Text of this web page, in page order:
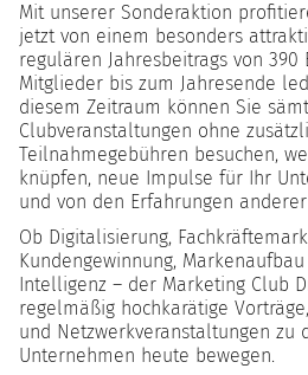
Mit unserer Sonderaktion
jetzt von einem besonders
regulären Jahresbeitrags von 390
Mitglieder bis zum Jahresende
diesem Zeitraum können Sie
Clubveranstaltungen ohne
Teilnahmegebühren besuchen,
knüpfen, neue Impulse für Ihr
und von den Erfahrungen
Ob Digitalisierung,
Kundengewinnung,
Intelligenz – der Marketing Club
regelmäßig hochkarätige
und Netzwerkveranstaltungen zu
Unternehmen heute bewegen.